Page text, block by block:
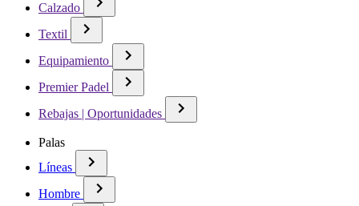
Calzado
Textil
Equipamiento
Premier Padel
Rebajas | Oportunidades
Palas
Líneas
Hombre